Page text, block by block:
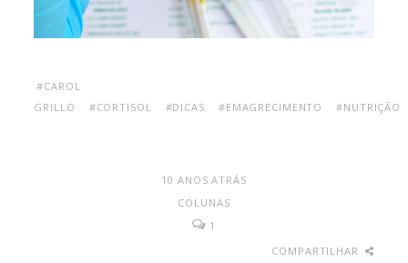
#CAROL
GRILLO
#CORTISOL #DICAS #EMAGRECIMENTO #NUTRIÇÃO
10 ANOS ATRÁS
COLUNAS
1
COMPARTILHAR